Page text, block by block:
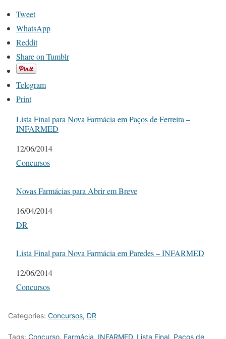
Tweet
WhatsApp
Reddit
Share on Tumblr
Telegram
Print
Lista Final para Nova Farmácia em Paços de Ferreira –
INFARMED
Date
12/06/2014
In relation to
Concursos
Novas Farmácias para Abrir em Breve
Date
16/04/2014
In relation to
DR
Lista Final para Nova Farmácia em Paredes – INFARMED
Date
12/06/2014
In relation to
Concursos
Categories: Concursos, DR
Tags: Concurso, Farmácia, INFARMED, Lista Final, Paços de